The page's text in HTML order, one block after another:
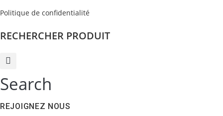
Politique de confidentialité
RECHERCHER PRODUIT
Search
REJOIGNEZ NOUS